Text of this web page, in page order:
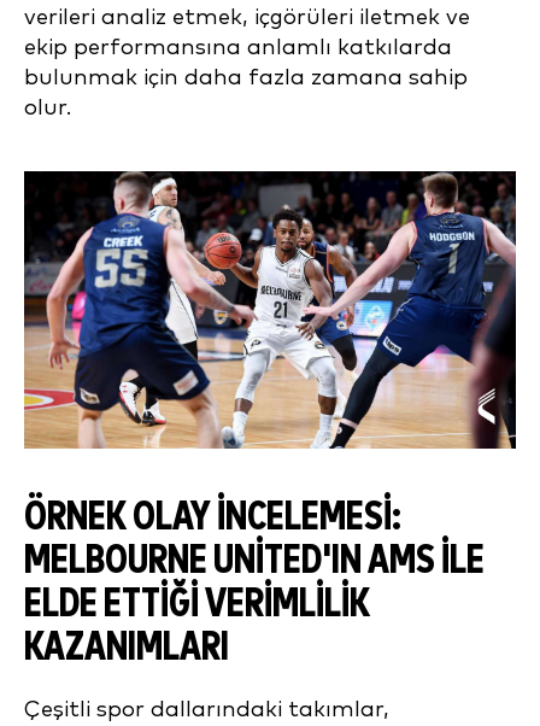
verileri analiz etmek, içgörüleri iletmek ve
ekip performansına anlamlı katkılarda
bulunmak için daha fazla zamana sahip
olur.
ÖRNEK OLAY İNCELEMESI:
MELBOURNE UNITED'IN AMS ILE
ELDE ETTIĞI VERIMLILIK
KAZANIMLARI
Çeşitli spor dallarındaki takımlar,